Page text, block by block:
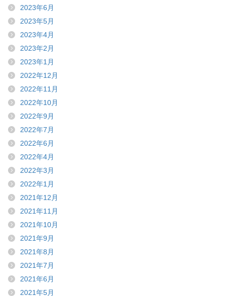
2023年6月
2023年5月
2023年4月
2023年2月
2023年1月
2022年12月
2022年11月
2022年10月
2022年9月
2022年7月
2022年6月
2022年4月
2022年3月
2022年1月
2021年12月
2021年11月
2021年10月
2021年9月
2021年8月
2021年7月
2021年6月
2021年5月